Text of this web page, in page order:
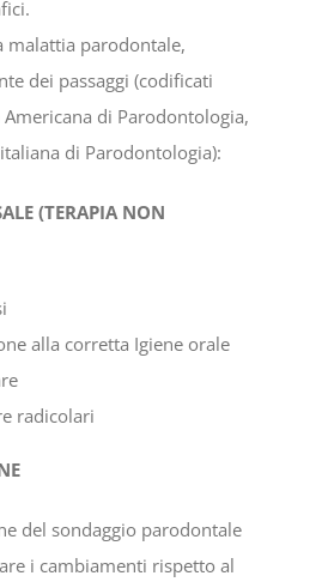
malattia parodontale,
dei passaggi (codificati
Americana di Parodontologia,
di Parodontologia):
(TERAPIA NON
alla corretta Igiene orale
radicolari
del sondaggio parodontale
i cambiamenti rispetto al